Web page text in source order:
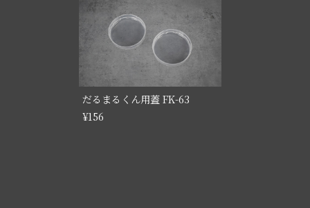
だるまるくん用蓋 FK-63
¥156